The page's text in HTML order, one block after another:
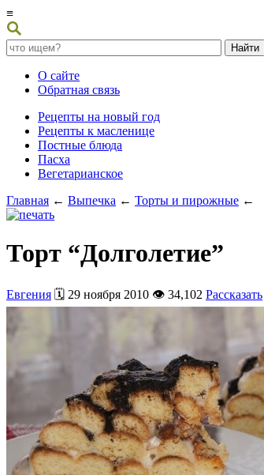
≡
О сайте
Обратная связь
Рецепты на новый год
Рецепты к масленице
Постные блюда
Пасха
Вегетарианское
Главная ← Выпечка ← Торты и пирожные ←
Торт “Долголетие”
Евгения 🗓️ 29 ноября 2010 👁️ 34,102 Рассказать